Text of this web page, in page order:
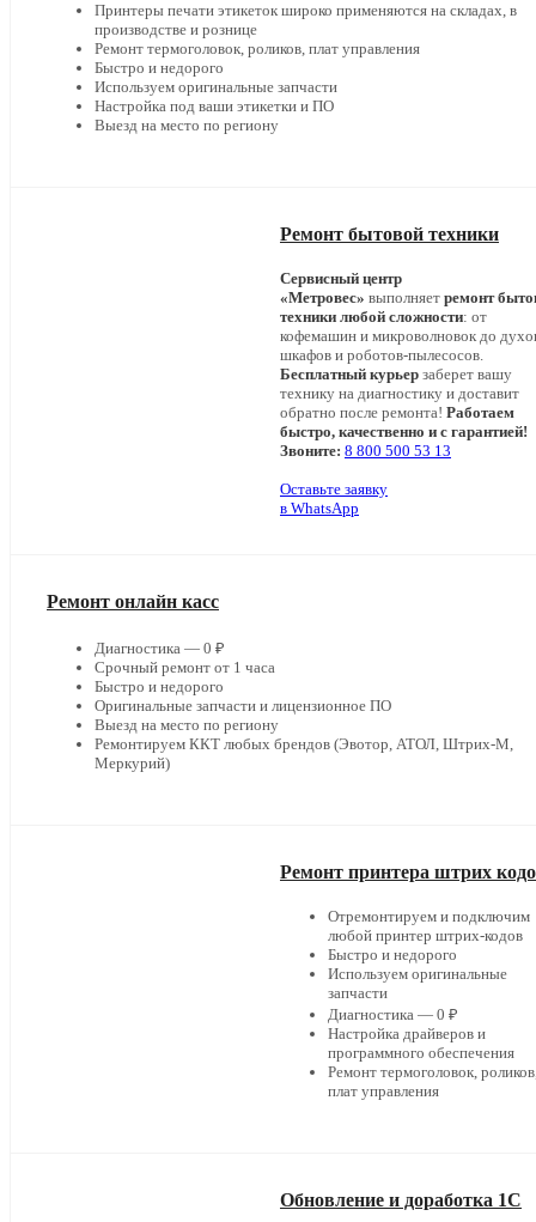
Принтеры печати этикеток широко применяются на складах, в
производстве и рознице
Ремонт термоголовок, роликов, плат управления
Быстро и недорого
Используем оригинальные запчасти
Настройка под ваши этикетки и ПО
Выезд на место по региону
Ремонт бытовой техники
Сервисный центр
«Метровес» выполняет ремонт
техники любой сложности: от
кофемашин и микроволновок до
шкафов и роботов-пылесосов.
Бесплатный курьер заберет вашу
технику на диагностику и доставит
обратно после ремонта! Работаем
быстро, качественно и с гарантией!
Звоните: 8 800 500 53 13
Оставьте заявку
в WhatsApp
Ремонт онлайн касс
Диагностика — 0 ₽
Срочный ремонт от 1 часа
Быстро и недорого
Оригинальные запчасти и лицензионное ПО
Выезд на место по региону
Ремонтируем ККТ любых брендов (Эвотор, АТОЛ, Штрих-М,
Меркурий)
Ремонт принтера штрих
Отремонтируем и подключим
любой принтер штрих-кодов
Быстро и недорого
Используем оригинальные
запчасти
Диагностика — 0 ₽
Настройка драйверов и
программного обеспечения
Ремонт термоголовок,
плат управления
Обновление и доработка 1С